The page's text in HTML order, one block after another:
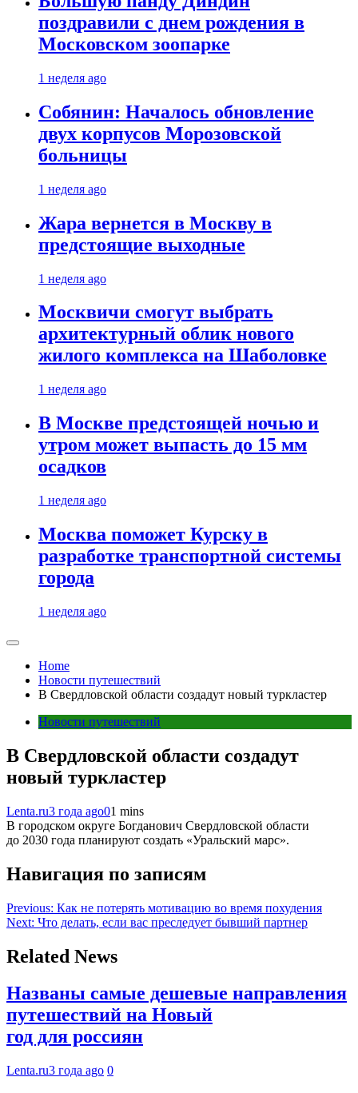
поздравили с днем рождения в
Московском зоопарке
1 неделя ago
Собянин: Началось обновление
двух корпусов Морозовской
больницы
1 неделя ago
Жара вернется в Москву в
предстоящие выходные
1 неделя ago
Москвичи смогут выбрать
архитектурный облик нового
жилого комплекса на Шаболовке
1 неделя ago
В Москве предстоящей ночью и
утром может выпасть до 15 мм
осадков
1 неделя ago
Москва поможет Курску в
разработке транспортной системы
города
1 неделя ago
Home
Новости путешествий
В Свердловской области создадут новый туркластер
Новости путешествий
В Свердловской области создадут
новый туркластер
Lenta.ru3 года ago01 mins
В городском округе Богданович Свердловской области
до 2030 года планируют создать «Уральский марс».
Навигация по записям
Previous: Как не потерять мотивацию во время похудения
Next: Что делать, если вас преследует бывший партнер
Related News
Названы самые дешевые направления
путешествий на Новый
год для россиян
Lenta.ru3 года ago 0